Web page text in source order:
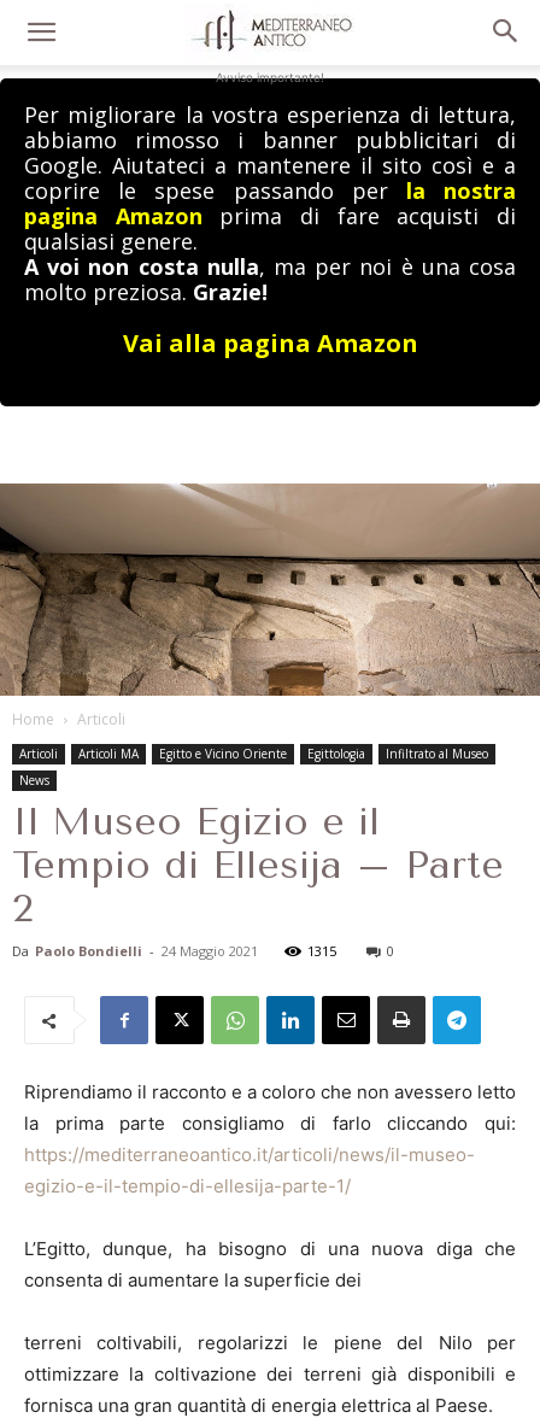
Avviso importante!
Per migliorare la vostra esperienza di lettura,
abbiamo rimosso i banner pubblicitari di
Google. Aiutateci a mantenere il sito così e a
coprire le spese passando per la nostra
pagina Amazon prima di fare acquisti di
qualsiasi genere.
A voi non costa nulla, ma per noi è una cosa
molto preziosa. Grazie!
Vai alla pagina Amazon
Home Articoli
Articoli Articoli MA Egitto e Vicino Oriente Egittologia
Infiltrato al Museo
News
Il Museo Egizio e il
Tempio di Ellesija – Parte
2
Da Paolo Bondielli - 24 Maggio 2021 1315 0
Riprendiamo il racconto e a coloro che non avessero letto
la prima parte consigliamo di farlo cliccando qui:
https://mediterraneoantico.it/articoli/news/il-museo-
egizio-e-il-tempio-di-ellesija-parte-1/
L’Egitto, dunque, ha bisogno di una nuova diga che
consenta di aumentare la superficie dei
terreni coltivabili, regolarizzi le piene del Nilo per
ottimizzare la coltivazione dei terreni già disponibili e
fornisca una gran quantità di energia elettrica al Paese.